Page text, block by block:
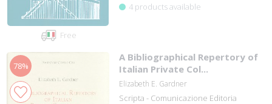
Free
4 products available
78%
A Bibliographical Repertory of
Italian Private Col...
Elizabeth E. Gardner
Scripta - Comunicazione Editoria